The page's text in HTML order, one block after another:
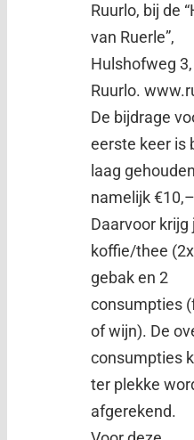
Ruurlo, bij de
van Ruerle”,
Hulshofweg
Ruurlo.
De bijdrage
eerste keer is
laag
namelijk
Daarvoor krijg
koffie/thee
gebak en 2
consumpties
of wijn). De
consumpties
ter plekke
afgerekend.